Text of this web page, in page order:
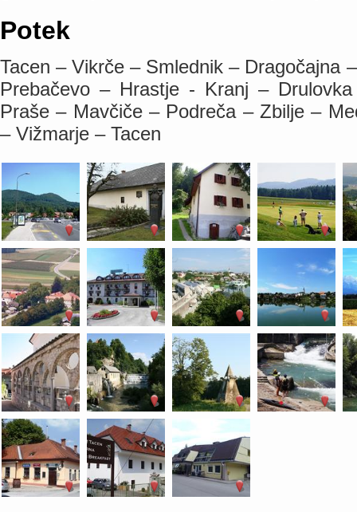
Potek
Tacen – Vikrče – Smlednik – Dragočajna
Prebačevo – Hrastje - Kranj –
Praše – Mavčiče – Podreča – Zbilje –
– Vižmarje – Tacen